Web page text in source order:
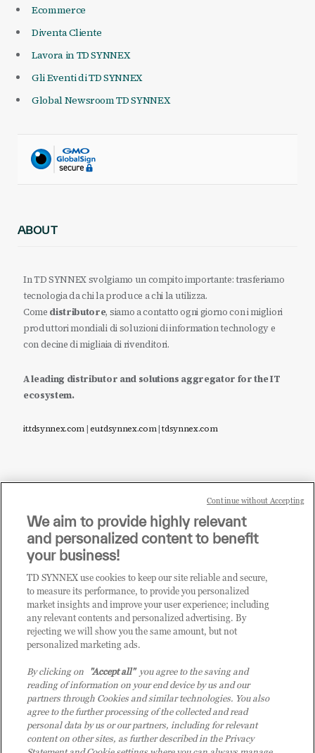
Ecommerce
Diventa Cliente
Lavora in TD SYNNEX
Gli Eventi di TD SYNNEX
Global Newsroom TD SYNNEX
ABOUT
In TD SYNNEX svolgiamo un compito importante: trasferiamo
tecnologia da chi la produce a chi la utilizza.
Come distributore, siamo a contatto ogni giorno con i migliori
produttori mondiali di soluzioni di information technology e
con decine di migliaia di rivenditori.
A leading distributor and solutions aggregator for the IT
ecosystem.
it.tdsynnex.com|eu.tdsynnex.com|tdsynnex.com
Sei un rivenditore di tecnologia e desideri acquistare
i prodotti o le soluzioni trattate sul blog?
CLICCA QUI E DIVENTA
CLIENTE TD SYNNEX
We aim to provide highly relevant
and personalized content to benefit
your business!
TD SYNNEX use cookies to keep our site reliable and secure,
to measure its performance, to provide you personalized
market insights and improve your user experience; including
any relevant contents and personalized advertising. By
rejecting we will show you the same amount, but not
personalized marketing ads.
By clicking on "Accept all"you agree to the saving and
reading of information on your end device by us and our
partners through Cookies and similar technologies. You also
agree to the further processing of the collected and read
personal data by us or our partners, including for relevant
content on other sites, as further described in the Privacy
Continue without Accepting